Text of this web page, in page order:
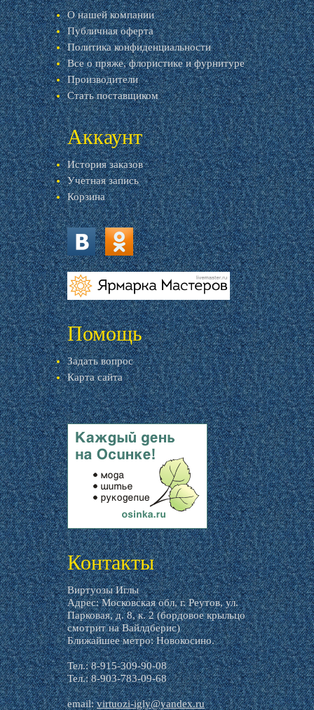
О нашей компании
Публичная оферта
Политика конфиденциальности
Все о пряже, флористике и фурнитуре
Производители
Стать поставщиком
Аккаунт
История заказов
Учетная запись
Корзина
vk.com ok.ru
livemaster.ru
Помощь
Задать вопрос
Карта сайта
livemaster.ru
Контакты
Виртуозы Иглы
Адрес: Московская обл, г. Реутов, ул.
Парковая, д. 8, к. 2 (бордовое крыльцо
смотрит на Вайлдберис)
Ближайшее метро: Новокосино.
Тел.: 8-915-309-90-08
Тел.: 8-903-783-09-68
email:virtuozi-igly@yandex.ru